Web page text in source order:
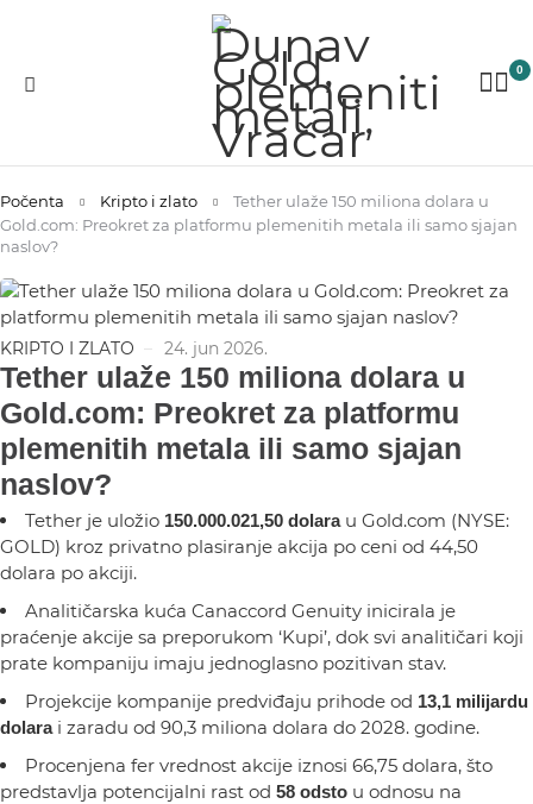
0
Počenta Kripto i zlato
Tether ulaže 150 miliona dolara u
Gold.com: Preokret za platformu plemenitih metala ili samo sjajan
naslov?
KRIPTO I ZLATO 24. jun 2026.
Tether ulaže 150 miliona dolara u
Gold.com: Preokret za platformu
plemenitih metala ili samo sjajan
naslov?
Tether je uložio 150.000.021,50 dolarau Gold.com (NYSE:
GOLD) kroz privatno plasiranje akcija po ceni od 44,50
dolara po akciji.
Analitičarska kuća Canaccord Genuity inicirala je
praćenje akcije sa preporukom ‘Kupi’, dok svi analitičari koji
prate kompaniju imaju jednoglasno pozitivan stav.
Projekcije kompanije predviđaju prihode od 13,1 milijardu
dolarai zaradu od 90,3 miliona dolara do 2028. godine.
Procenjena fer vrednost akcije iznosi 66,75 dolara, što
predstavlja potencijalni rast od 58 odsto u odnosu na